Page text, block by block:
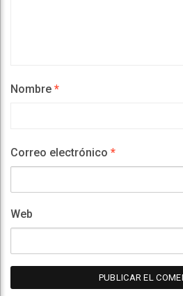
Nombre *
Correo electrónico *
Web